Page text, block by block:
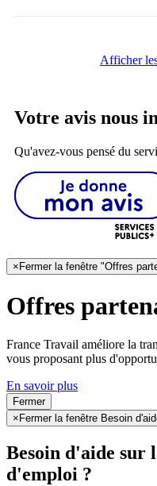
Afficher
Votre avis nous
Qu'avez-vous pensé du
×Fermer la fenêtre "Offres
Offres
France Travail améliore la
vous proposant plus
En savoir plus
Fermer
× Fermer la fenêtre Besoin
Besoin d'aide sur
d'emploi ?